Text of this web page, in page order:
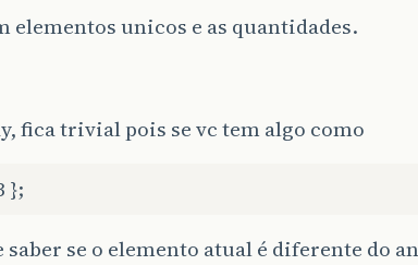
elementos unicos e as quantidades.
fica trivial pois se vc tem algo como
};
saber se o elemento atual é diferente do